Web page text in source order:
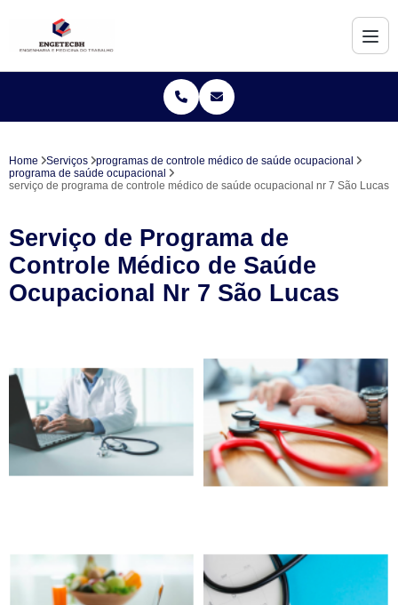
Home Serviços
programas de controle médico de saúde ocupacional
programa de saúde ocupacional
serviço de programa de controle médico de saúde ocupacional nr 7 São Lucas
Serviço de Programa de
Controle Médico de Saúde
Ocupacional Nr 7 São Lucas